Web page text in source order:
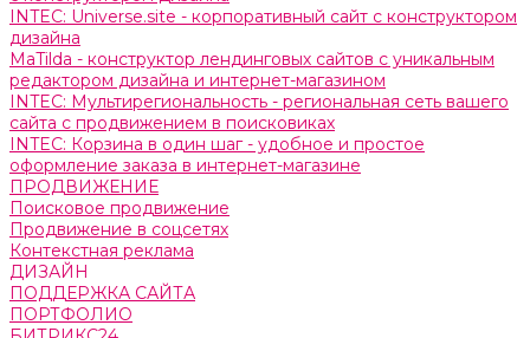
INTEC: Universe.site - корпоративный сайт с конструктором
дизайна
MaTilda - конструктор лендинговых сайтов с уникальным
редактором дизайна и интернет-магазином
INTEC: Мультирегиональность - региональная сеть вашего
сайта с продвижением в поисковиках
INTEC: Корзина в один шаг - удобное и простое
оформление заказа в интернет-магазине
ПРОДВИЖЕНИЕ
Поисковое продвижение
Продвижение в соцсетях
Контекстная реклама
ДИЗАЙН
ПОДДЕРЖКА САЙТА
ПОРТФОЛИО